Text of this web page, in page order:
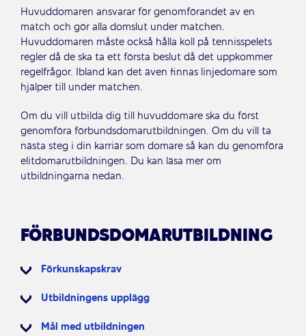
Huvuddomaren ansvarar för genomförandet av en
match och gör alla domslut under matchen.
Huvuddomaren måste också hålla koll på tennisspelets
regler då de ska ta ett första beslut då det uppkommer
regelfrågor. Ibland kan det även finnas linjedomare som
hjälper till under matchen.
Om du vill utbilda dig till huvuddomare ska du först
genomföra förbundsdomarutbildningen. Om du vill ta
nästa steg i din karriär som domare så kan du genomföra
elitdomarutbildningen. Du kan läsa mer om
utbildningarna nedan.
FÖRBUNDSDOMARUTBILDNING
Förkunskapskrav
Utbildningens upplägg
Mål med utbildningen